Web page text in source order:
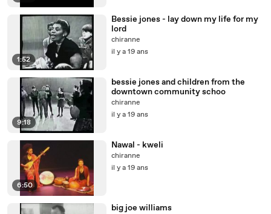
1:52
Bessie jones - lay down my life for my
lord
chiranne
il y a 19 ans
9:18
bessie jones and children from the
downtown community schoo
chiranne
il y a 19 ans
6:50
Nawal - kweli
chiranne
il y a 19 ans
big joe williams